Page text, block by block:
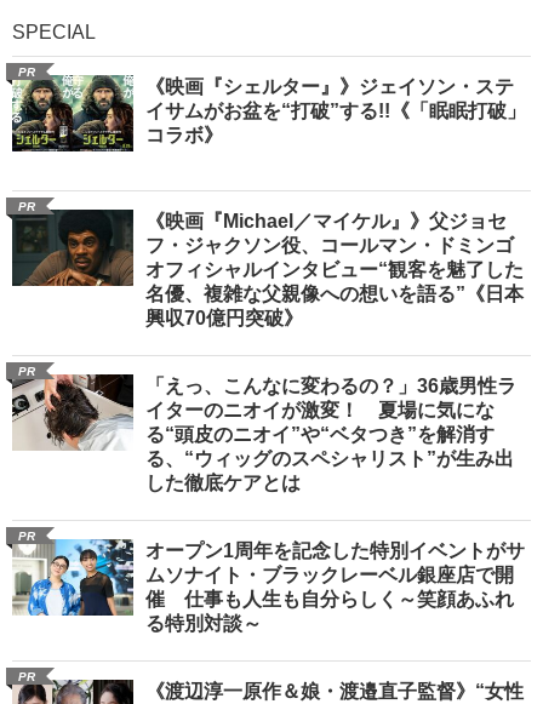
SPECIAL
PR
《映画『シェルター』》ジェイソン・ステ
イサムがお盆を“打破”する!!《「眠眠打破」
コラボ》
PR
《映画『Michael／マイケル』》父ジョセ
フ・ジャクソン役、コールマン・ドミンゴ
オフィシャルインタビュー“観客を魅了した
名優、複雑な父親像への想いを語る”《日本
興収70億円突破》
PR
「えっ、こんなに変わるの？」36歳男性ラ
イターのニオイが激変！ 夏場に気にな
る“頭皮のニオイ”や“ベタつき”を解消す
る、“ウィッグのスペシャリスト”が生み出
した徹底ケアとは
PR
オープン1周年を記念した特別イベントがサ
ムソナイト・ブラックレーベル銀座店で開
催 仕事も人生も自分らしく～笑顔あふれ
る特別対談～
PR
《渡辺淳一原作＆娘・渡邉直子監督》“女性